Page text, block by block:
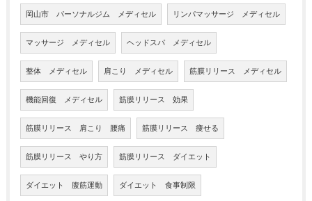
岡山市 パーソナルジム メディセル リンパマッサージ メディセル
マッサージ メディセル ヘッドスパ メディセル
整体 メディセル 肩こり メディセル 筋膜リリース メディセル
機能回復 メディセル 筋膜リリース 効果
筋膜リリース 肩こり 腰痛 筋膜リリース 痩せる
筋膜リリース やり方 筋膜リリース ダイエット
ダイエット 腹筋運動 ダイエット 食事制限